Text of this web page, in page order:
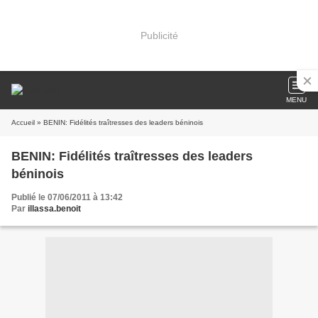
Publicité
MENU
Accueil » BENIN: Fidélités traîtresses des leaders béninois
BENIN: Fidélités traîtresses des leaders
béninois
Publié le 07/06/2011 à 13:42
Par illassa.benoit